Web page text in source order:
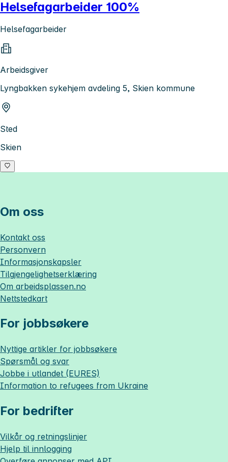
Helsefagarbeider 100%
Helsefagarbeider
Arbeidsgiver
Lyngbakken sykehjem avdeling 5, Skien kommune
Sted
Skien
Om oss
Kontakt oss
Personvern
Informasjonskapsler
Tilgjengelighetserklæring
Om arbeidsplassen.no
Nettstedkart
For jobbsøkere
Nyttige artikler for jobbsøkere
Spørsmål og svar
Jobbe i utlandet (EURES)
Information to refugees from Ukraine
For bedrifter
Vilkår og retningslinjer
Hjelp til innlogging